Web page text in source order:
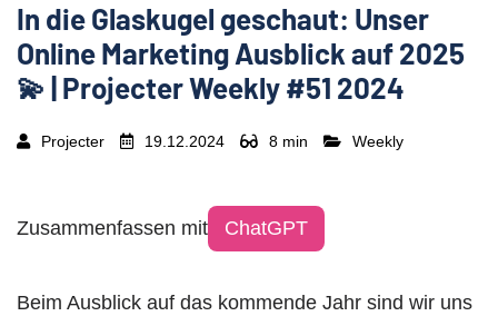
In die Glaskugel geschaut: Unser
Online Marketing Ausblick auf 2025
💫 | Projecter Weekly #51 2024
Projecter 19.12.2024 8 min Weekly
Zusammenfassen mit ChatGPT
Beim Ausblick auf das kommende Jahr sind wir uns